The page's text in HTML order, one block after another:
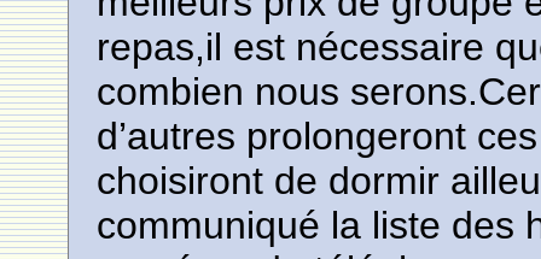
repas,il est nécessaire
combien nous
d’autres prolongeront
choisiront de dormir
communiqué la liste des